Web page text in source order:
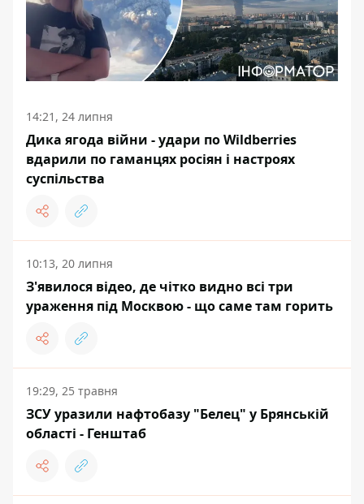
14:21, 24 липня
Дика ягода війни - удари по Wildberries
вдарили по гаманцях росіян і настроях
суспільства
10:13, 20 липня
З'явилося відео, де чітко видно всі три
ураження під Москвою - що саме там горить
19:29, 25 травня
ЗСУ уразили нафтобазу "Белец" у Брянській
області - Генштаб